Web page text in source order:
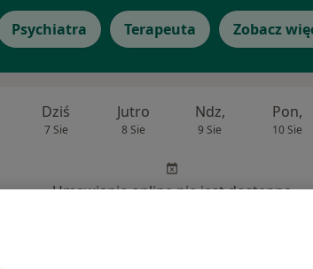
Psychiatra Terapeuta Zobacz
Dziś
7 Sie
Jutro
8 Sie
Ndz,
9 Sie
Pon,
10 Sie
Umawianie online nie jest dostępne